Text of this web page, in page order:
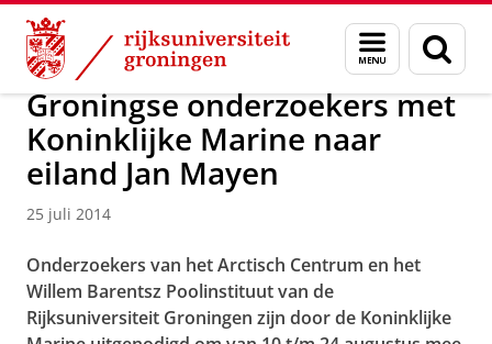
Skip
Content
Skip
Navigation
Menu
en
zoeken
Over ons Actueel Nieuws Nieuwsberichten
Groningse onderzoekers met
Koninklijke Marine naar
eiland Jan Mayen
25 juli 2014
Onderzoekers van het Arctisch Centrum en het
Willem Barentsz Poolinstituut van de
Rijksuniversiteit Groningen zijn door de Koninklijke